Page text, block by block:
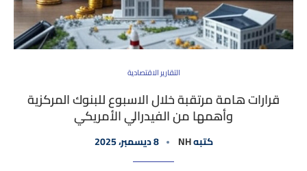
التقارير الاقتصادية
قرارات هامة مرتقبة خلال الاسبوع للبنوك المركزية
وأهمها من الفيدرالي الأمريكي
كتبهNH 8 ديسمبر، 2025